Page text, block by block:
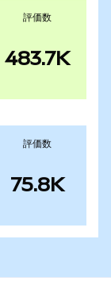
評価数
483.7K
評価数
75.8K